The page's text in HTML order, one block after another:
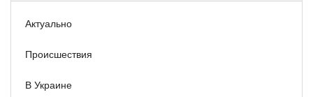
Актуально
Происшествия
В Украине